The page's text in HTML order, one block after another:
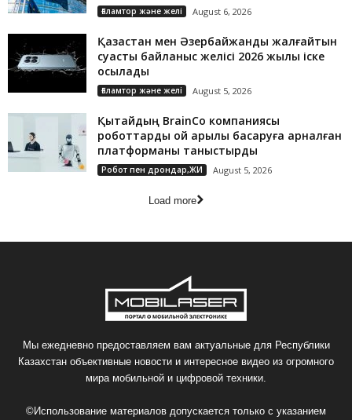
Ғаламтор және желі August 6, 2026
Қазақстан мен Әзербайжанды жалғайтын
суасты байланыс желісі 2026 жылы іске
қосылады
Ғаламтор және желі August 5, 2026
Қытайдың BrainCo компаниясы
роботтарды ой арқылы басқаруға арналған
платформаны таныстырды
Робот пен дрондар,ЖИ August 5, 2026
Load more
Мы ежедневно предоставляем вам актуальные для Республики
Казахстан объективные новости и интересное видео из огромного
мира мобильной и цифровой техники.
©Использование материалов допускается только с указанием